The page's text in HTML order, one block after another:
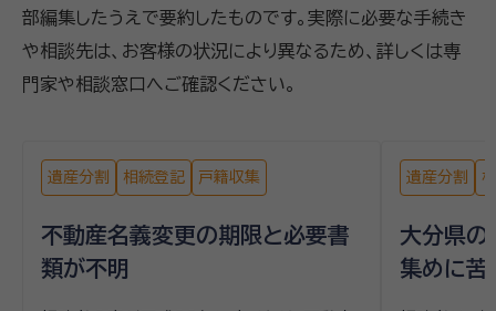
部編集したうえで要約したものです。実際に必要な手続き
や相談先は、お客様の状況により異なるため、詳しくは専
門家や相談窓口へご確認ください。
遺産分割 相続登記 戸籍収集
不動産名義変更の期限と必要書
類が不明
遺産分割
大分県の
集めに苦